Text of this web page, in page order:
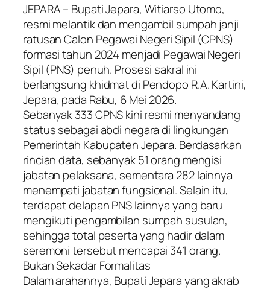
JEPARA – Bupati Jepara, Witiarso Utomo,
resmi melantik dan mengambil sumpah janji
ratusan Calon Pegawai Negeri Sipil (CPNS)
formasi tahun 2024 menjadi Pegawai Negeri
Sipil (PNS) penuh. Prosesi sakral ini
berlangsung khidmat di Pendopo R.A. Kartini,
Jepara, pada Rabu, 6 Mei 2026.
​Sebanyak 333 CPNS kini resmi menyandang
status sebagai abdi negara di lingkungan
Pemerintah Kabupaten Jepara. Berdasarkan
rincian data, sebanyak 51 orang mengisi
jabatan pelaksana, sementara 282 lainnya
menempati jabatan fungsional. Selain itu,
terdapat delapan PNS lainnya yang baru
mengikuti pengambilan sumpah susulan,
sehingga total peserta yang hadir dalam
seremoni tersebut mencapai 341 orang.
​Bukan Sekadar Formalitas
​Dalam arahannya, Bupati Jepara yang akrab